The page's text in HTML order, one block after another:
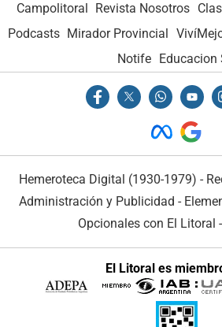
Campolitoral Revista Nosotros
Podcasts Mirador Provincial
Notife Educacion
Hemeroteca Digital (1930-1979) -
Administración y Publicidad -
Opcionales con El Litoral -
El Litoral es